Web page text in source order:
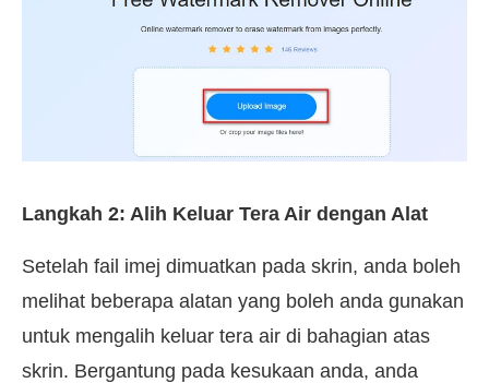
Langkah 2: Alih Keluar Tera Air dengan Alat
Setelah fail imej dimuatkan pada skrin, anda boleh
melihat beberapa alatan yang boleh anda gunakan
untuk mengalih keluar tera air di bahagian atas
skrin. Bergantung pada kesukaan anda, anda